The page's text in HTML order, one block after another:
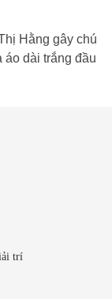
Hằng gây chú
áo dài trắng đầu
trí